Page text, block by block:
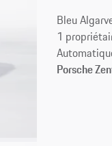
Bleu
1
Porsche